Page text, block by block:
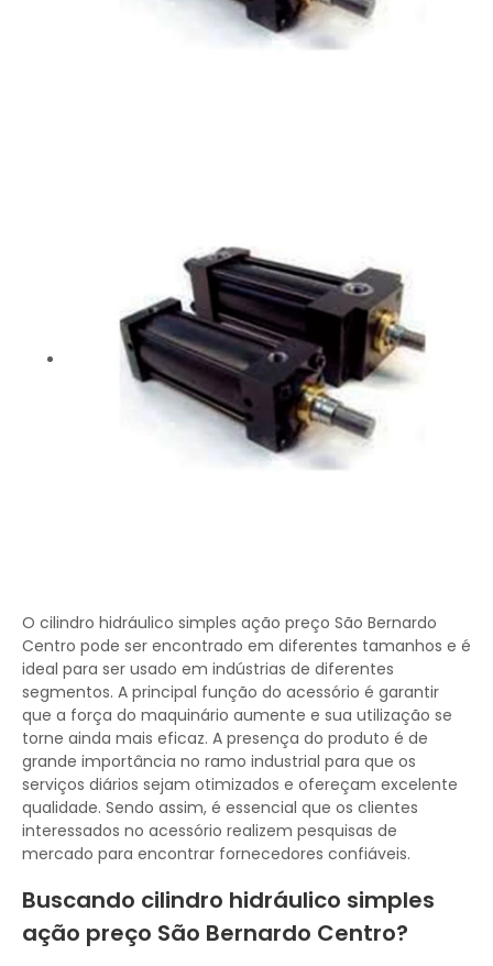
O cilindro hidráulico simples ação preço São Bernardo
Centro pode ser encontrado em diferentes tamanhos e é
ideal para ser usado em indústrias de diferentes
segmentos. A principal função do acessório é garantir
que a força do maquinário aumente e sua utilização se
torne ainda mais eficaz. A presença do produto é de
grande importância no ramo industrial para que os
serviços diários sejam otimizados e ofereçam excelente
qualidade. Sendo assim, é essencial que os clientes
interessados no acessório realizem pesquisas de
mercado para encontrar fornecedores confiáveis.
Buscando cilindro hidráulico simples
ação preço São Bernardo Centro?